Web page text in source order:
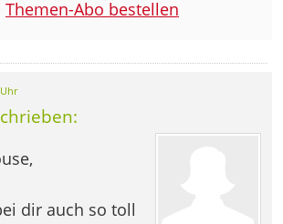
Themen-Abo bestellen
dir auch so toll